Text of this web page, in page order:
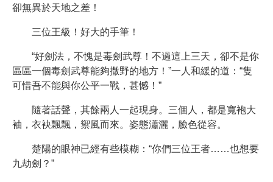
卻無異於天地之差！
三位王級！好大的手筆！
“好劍法，不愧是毒劍武尊！不過這上三天，卻不是你
區區一個毒劍武尊能夠撒野的地方！”一人和緩的道：“隻
可惜吾不能與你公平一戰，甚憾！”
隨著話聲，其餘兩人一起現身。三個人，都是寬袍大
袖，衣袂飄飄，禦風而來。姿態瀟灑，臉色從容。
楚陽的眼神已經有些模糊：“你們三位王者……也想要
九劫劍？”